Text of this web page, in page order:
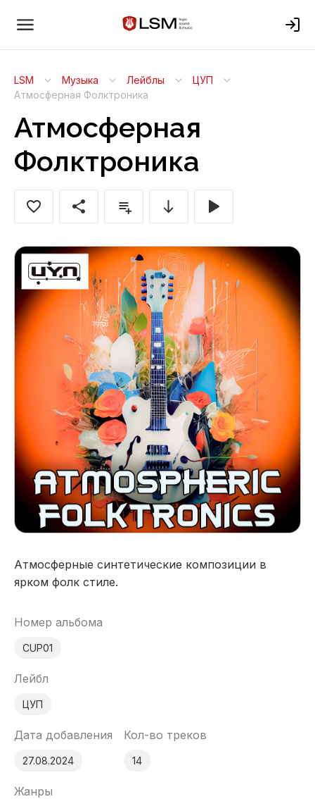
LSM Музыка Лейблы
ЦУП
Атмосферная Фолктроника
Атмосферная
Фолктроника
Атмосферные синтетические композиции в
ярком фолк стиле.
Номер альбома
CUP01
Лейбл
ЦУП
Дата добавления
27.08.2024
Кол-во треков
14
Жанры